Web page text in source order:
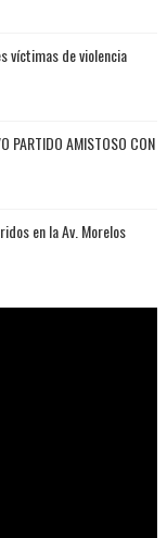
víctimas de violencia
PARTIDO AMISTOSO CON
en la Av. Morelos